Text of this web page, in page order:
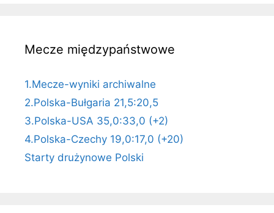
Mecze międzypaństwowe
1.Mecze-wyniki archiwalne
2.Polska-Bułgaria 21,5:20,5
3.Polska-USA 35,0:33,0 (+2)
4.Polska-Czechy 19,0:17,0 (+20)
Starty drużynowe Polski